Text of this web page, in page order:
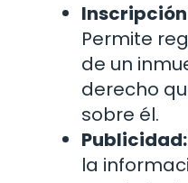
Permite
de un
derecho
sobre él.
Publicidad:
la